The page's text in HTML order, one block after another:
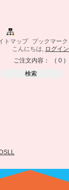
トマップ
ブックマーク
こんにちは,
ログイン
ご注文内容： （０）